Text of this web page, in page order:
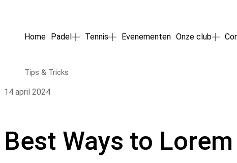
Home Padel Tennis Evenementen Onze club
Tips & Tricks
14 april 2024
Best Ways to